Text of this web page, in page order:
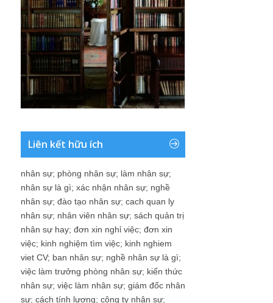
Liên kết hữu ích
nhân sự; phòng nhân sự; làm nhân sự;
nhân sự là gì; xác nhận nhân sự; nghề
nhân sự; đào tạo nhân sự; cach quan ly
nhân sự; nhân viên nhân sự; sách quản trị
nhân sự hay; đơn xin nghỉ việc; đơn xin
việc; kinh nghiệm tìm việc; kinh nghiem
viet CV; ban nhân sự; nghề nhân sự là gì;
việc làm trưởng phòng nhân sự; kiến thức
nhân sự; việc làm nhân sự; giám đốc nhân
sự; cách tính lương; công ty nhân sự;